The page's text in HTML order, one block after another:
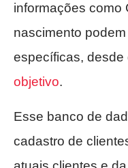
informações como
nascimento
específicas, desde
objetivo.
Esse banco de
cadastro de